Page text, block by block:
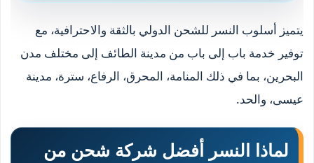
يتميز أسلوب النسر للشحن الدولي بالثقة والاحترافية، مع
توفير خدمة باب إلى باب من مدينة الطائف إلى مختلف مدن
البحرين، بما في ذلك المنامة، المحرق، الرفاع، سترة، مدينة
عيسى، والحد.
لماذا النسر أفضل شركة شحن من